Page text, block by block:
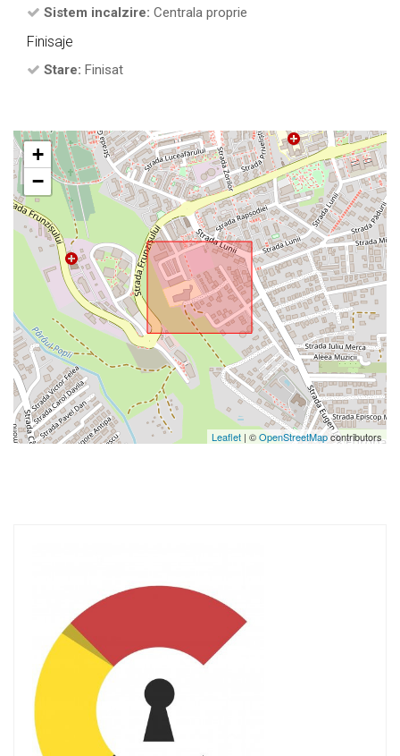
Sistem incalzire: Centrala proprie
Finisaje
Stare: Finisat
+
−
Leaflet | ©OpenStreetMapcontributors